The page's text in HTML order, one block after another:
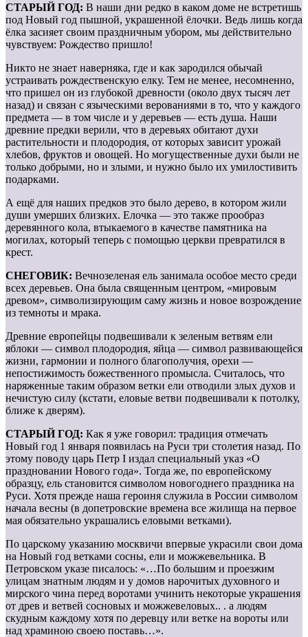
СТАРЫЙ ГОД: В наши дни редко в каком доме не встретишь
под Новый год пышной, украшенной ёлочки. Ведь лишь когда
ёлка засияет своим праздничным убором, мы действительно
чувствуем: Рождество пришло!
Никто не знает наверняка, где и как зародился обычай
устраивать рождественскую елку. Тем не менее, несомненно,
что пришел он из глубокой древности (около двух тысяч лет
назад) и связан с языческими верованиями в то, что у каждого
предмета — в том числе и у деревьев — есть душа. Наши
древние предки верили, что в деревьях обитают духи
растительности и плодородия, от которых зависит урожай
хлебов, фруктов и овощей. Но могущественные духи были не
только добрыми, но и злыми, и нужно было их умилостивить
подарками.
А ещё для наших предков это было дерево, в котором жили
души умерших близких. Елочка — это также прообраз
деревянного кола, втыкаемого в качестве памятника на
могилах, который теперь с помощью церкви превратился в
крест.
СНЕГОВИК: Вечнозеленая ель занимала особое место среди
всех деревьев. Она была священным центром, «мировым
древом», символизирующим саму жизнь и но­вое возрождение
из темноты и мрака.
Древние европейцы подвешивали к зеленым ветвям ели
яблоки — символ плодородия, яйца — символ развивающейся
жизни, гармонии и полного благополучия, орехи —
непостижимость божественного промысла. Считалось, что
наряженные таким образом ветки ели отводили злых духов и
нечистую силу (кстати, еловые ветви подвешивали к потолку,
ближе к дверям).
СТАРЫЙ ГОД: Как я уже говорил: традиция отмечать
Новый год 1 января появилась на Руси три столетия назад. По
этому поводу царь Петр I издал специальный указ «О
праздновании Нового года». Тогда же, по европейскому
образцу, ель становится символом новогоднего праздника на
Руси. Хотя прежде наша героиня служила в России символом
начала весны (в допетровские времена все жилища на первое
мая обязательно украшались еловыми ветками).
По царскому указанию москвичи впервые украсили свои дома
на Новый год ветками сосны, ели и можжевельника. В
Петровском указе писалось: «…По большим и проезжим
улицам знатным людям и у домов нарочитых духовного и
мирского чина перед воротами учинить некоторые украшения
от древ и ветвей сосновых и можжевеловых.. . а людям
скудным каждому хотя по деревцу или ветке на вороты или
над храминою своею поставь…».